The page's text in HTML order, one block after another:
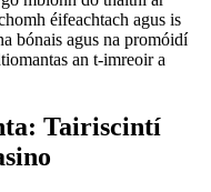
éifeachtach agus is
bónais agus na promóidí
an t-imreoir a
Tairiscintí